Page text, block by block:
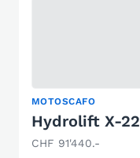
MOTOSCAFO
Hydrolift X-22
CHF 91'440.-